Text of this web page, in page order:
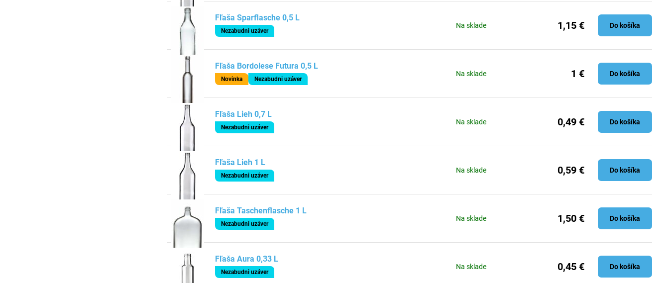
Fľaša Sparflasche 0,5 L
Nezabudni uzáver
Na sklade 1,15 € Do košíka
Fľaša Bordolese Futura 0,5 L
Novinka Nezabudni uzáver
Na sklade 1 € Do košíka
Fľaša Lieh 0,7 L
Nezabudni uzáver
Na sklade 0,49 € Do košíka
Fľaša Lieh 1 L
Nezabudni uzáver
Na sklade 0,59 € Do košíka
Fľaša Taschenflasche 1 L
Nezabudni uzáver
Na sklade 1,50 € Do košíka
Fľaša Aura 0,33 L
Nezabudni uzáver
Na sklade 0,45 € Do košíka